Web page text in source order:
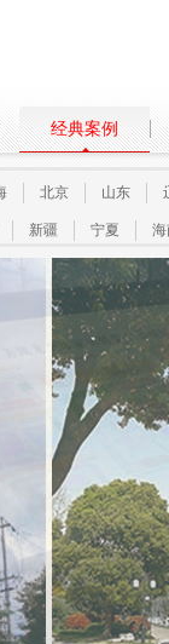
经典案例
北京 山东
新疆 宁夏